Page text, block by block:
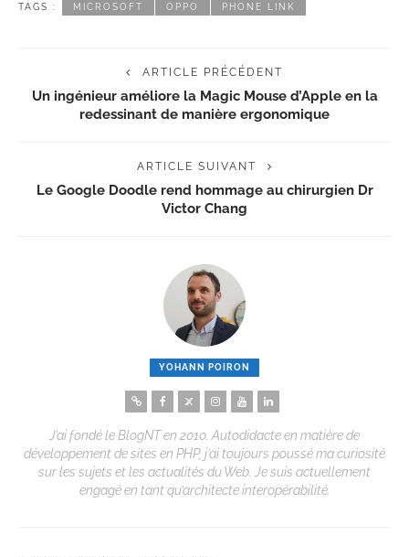
TAGS : MICROSOFT OPPO PHONE LINK
ARTICLE PRÉCÉDENT
Un ingénieur améliore la Magic Mouse d’Apple en la
redessinant de manière ergonomique
ARTICLE SUIVANT
Le Google Doodle rend hommage au chirurgien Dr
Victor Chang
YOHANN POIRON
J’ai fondé le BlogNT en 2010. Autodidacte en matière de
développement de sites en PHP, j’ai toujours poussé ma curiosité
sur les sujets et les actualités du Web. Je suis actuellement
engagé en tant qu’architecte interopérabilité.